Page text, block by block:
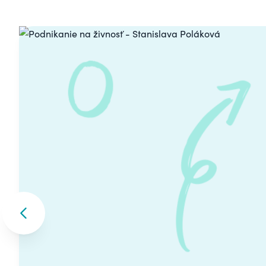
Carousel
Skip to previous slide